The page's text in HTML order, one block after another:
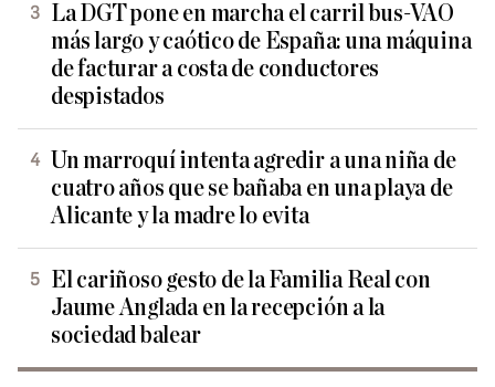
La DGT pone en marcha el carril bus-VAO
más largo y caótico de España: una máquina
de facturar a costa de conductores
despistados
Un marroquí intenta agredir a una niña de
cuatro años que se bañaba en una playa de
Alicante y la madre lo evita
El cariñoso gesto de la Familia Real con
Jaume Anglada en la recepción a la
sociedad balear